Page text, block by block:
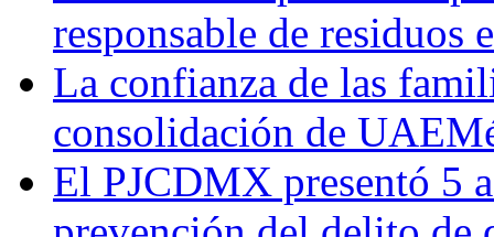
responsable de residuos
La confianza de las
consolidación de
El PJCDMX presentó 5